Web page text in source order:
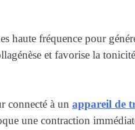
haute fréquence pour
et favorise la
connecté à un appareil de
une contraction